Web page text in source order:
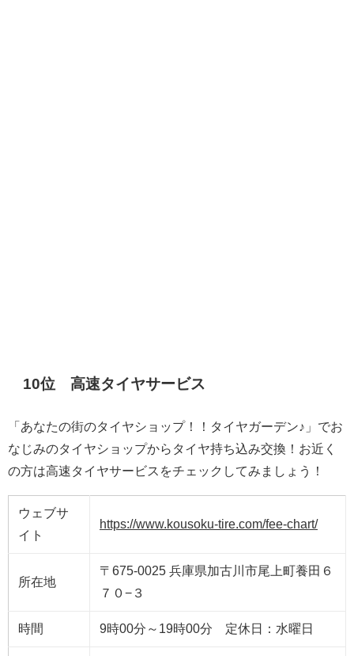
10位 高速タイヤサービス
「あなたの街のタイヤショップ！！タイヤガーデン♪」でお
なじみのタイヤショップからタイヤ持ち込み交換！お近く
の方は高速タイヤサービスをチェックしてみましょう！
ウェブサ
イト
https://www.kousoku-tire.com/fee-chart/
所在地
〒675-0025 兵庫県加古川市尾上町養田６
７０−３
時間 9時00分～19時00分 定休日：水曜日